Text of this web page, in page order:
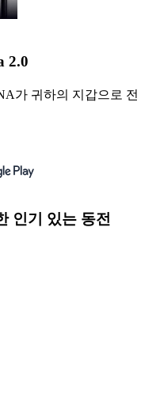
2.0
가 귀하의 지갑으로 전
인기 있는 동전